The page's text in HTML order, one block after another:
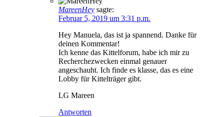
MareenHey sagte:
Februar 5, 2019 um 3:31 p.m.
Hey Manuela, das ist ja spannend. Danke für
deinen Kommentar!
Ich kenne das Kittelforum, habe ich mir zu
Recherchezwecken einmal genauer
angeschauht. Ich finde es klasse, das es eine
Lobby für Kittelträger gibt.
LG Mareen
Antworten